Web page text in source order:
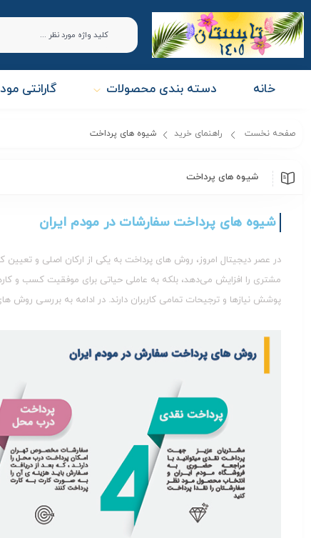
خانه دسته بندی محصولات گارانتی
صفحه نخست راهنمای خرید شیوه های پرداخت
شیوه های پرداخت
شیوه های پرداخت سفارشات در مودم ایران
در عصر دیجیتال امروز، روش‌ های پرداخت به یکی از ارکان اصلی و
مشتری را افزایش می‌دهد، بلکه به عاملی حیاتی برای موفقیت کسب‌ و
پوشش نیازها و ترجیحات تمامی کاربران دارند. در ادامه به بررسی روش‌